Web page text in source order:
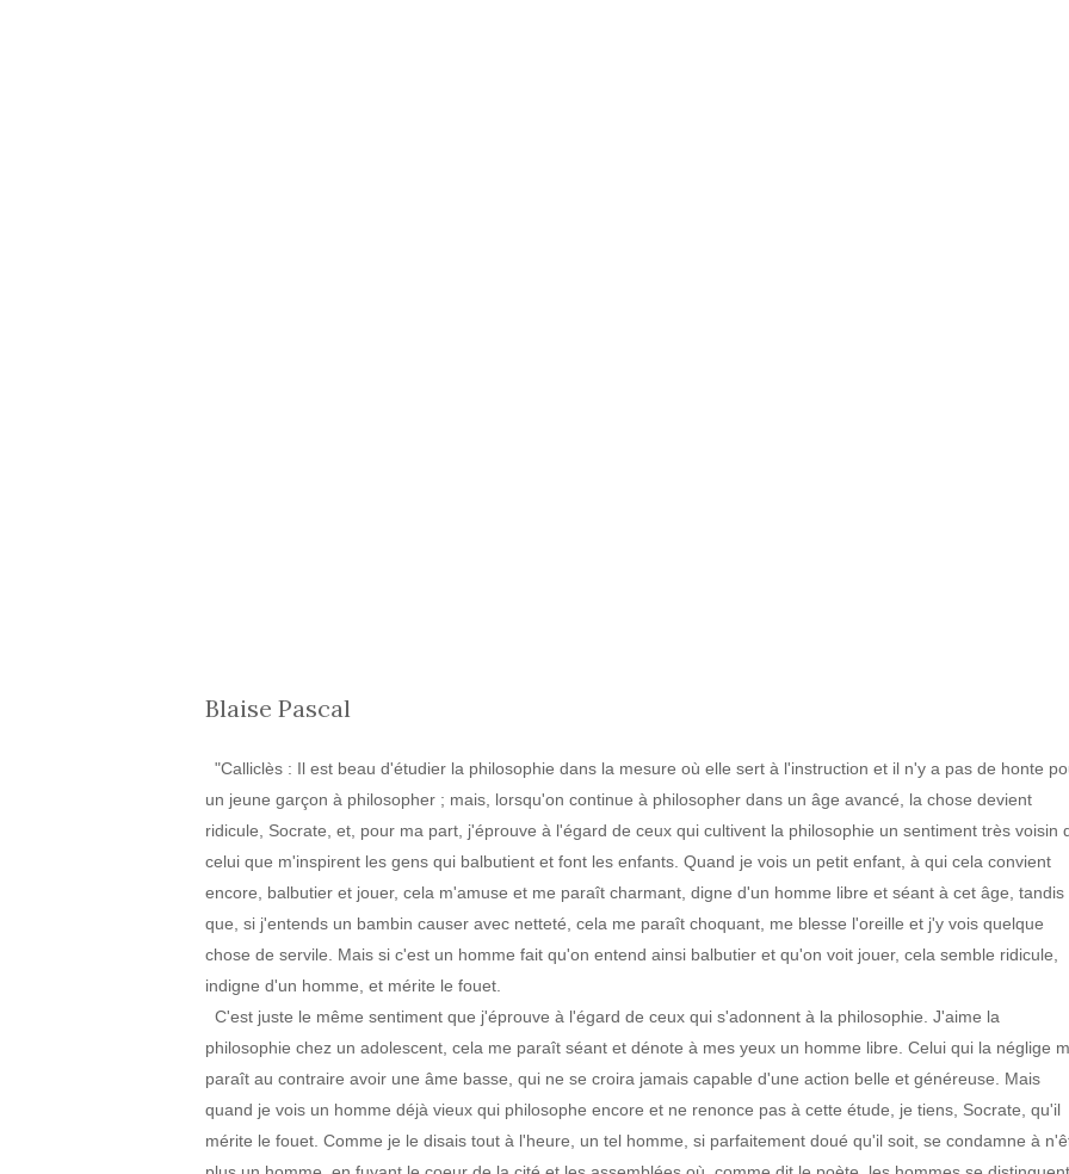
Blaise Pascal
"Calliclès : Il est beau d'étudier la philosophie dans la mesure où elle sert à l'instruction et il n'y a pas de honte
un jeune garçon à philosopher ; mais, lorsqu'on continue à philosopher dans un âge avancé, la chose devient
ridicule, Socrate, et, pour ma part, j'éprouve à l'égard de ceux qui cultivent la philosophie un sentiment très voisin
celui que m'inspirent les gens qui balbutient et font les enfants. Quand je vois un petit enfant, à qui cela convient
encore, balbutier et jouer, cela m'amuse et me paraît charmant, digne d'un homme libre et séant à cet âge, tandis
que, si j'entends un bambin causer avec netteté, cela me paraît choquant, me blesse l'oreille et j'y vois quelque
chose de servile. Mais si c'est un homme fait qu'on entend ainsi balbutier et qu'on voit jouer, cela semble ridicule,
indigne d'un homme, et mérite le fouet.
C'est juste le même sentiment que j'éprouve à l'égard de ceux qui s'adonnent à la philosophie. J'aime la
philosophie chez un adolescent, cela me paraît séant et dénote à mes yeux un homme libre. Celui qui la néglige
paraît au contraire avoir une âme basse, qui ne se croira jamais capable d'une action belle et généreuse. Mais
quand je vois un homme déjà vieux qui philosophe encore et ne renonce pas à cette étude, je tiens, Socrate, qu'il
mérite le fouet. Comme je le disais tout à l'heure, un tel homme, si parfaitement doué qu'il soit, se condamne à